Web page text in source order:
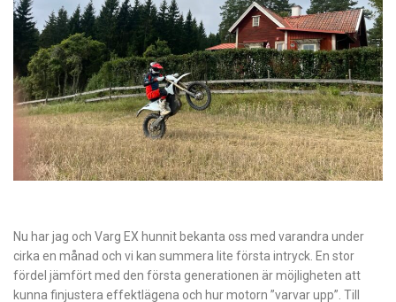
Nu har jag och Varg EX hunnit bekanta oss med varandra under
cirka en månad och vi kan summera lite första intryck. En stor
fördel jämfört med den första generationen är möjligheten att
kunna finjustera effektlägena och hur motorn ”varvar upp”. Till